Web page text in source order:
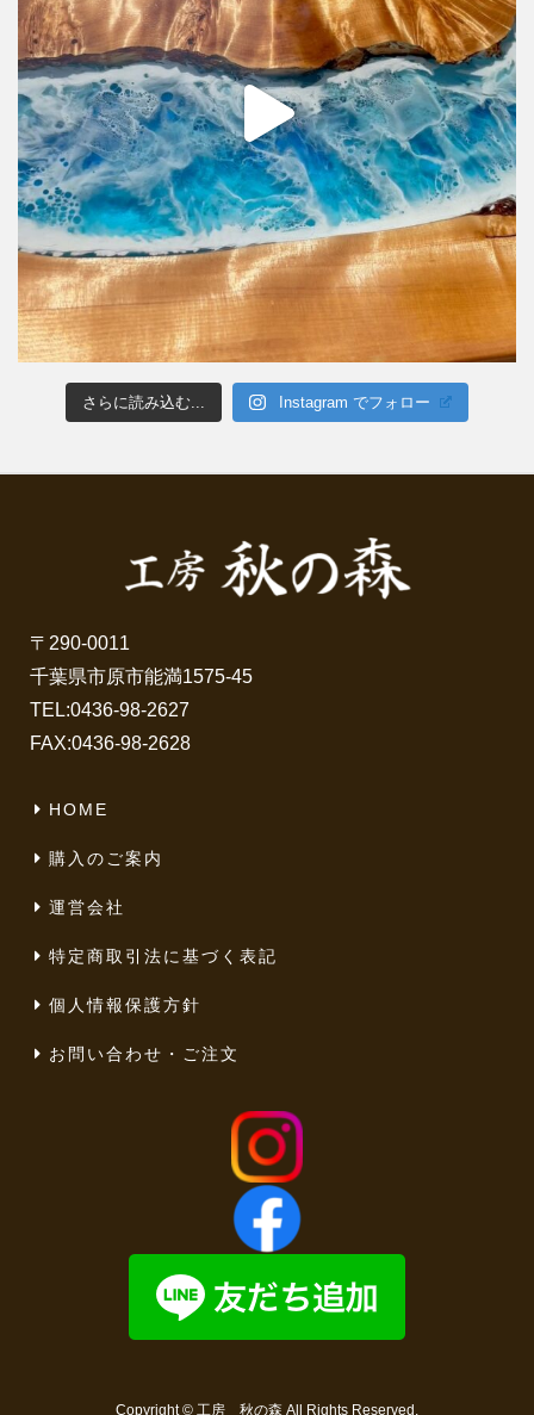
さらに読み込む... Instagram でフォロー
〒290-0011
千葉県市原市能満1575-45
TEL:0436-98-2627
FAX:0436-98-2628
HOME
購入のご案内
運営会社
特定商取引法に基づく表記
個人情報保護方針
お問い合わせ・ご注文
Copyright © 工房 秋の森 All Rights Reserved.